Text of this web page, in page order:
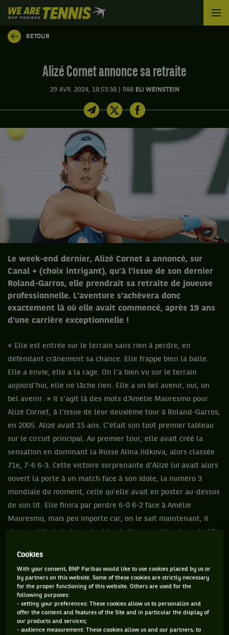
We
are
Tennis
by
RETOUR
Alizé Cornet annonce sa retraite
29 AVR. 2024, 18:53:38 PAR ELI WEINSTEIN
Le week-end dernier, Alizé Cornet a annoncé, sur
Canal + (choix intrigant), qu’à l’issue de son dernier
Roland-Garros, elle prendrait sa retraite de joueuse
professionnelle. L’aventure s'achèvera donc
exactement là où elle avait commencé, après 19 ans
d'une carrière exceptionnelle !
« Elle est entrée sur le terrain sans rien à perdre, en
défendant crânement sa chance. Elle frappe bien la balle.
Elle a envie, elle a la rage. On l’a bien vu sur le terrain
aujourd’hui, elle ne lâche rien. Elle a un bel avenir, oui, un
bel avenir. » Il s’agit là des mots d’Amélie Mauresmo pour
Alizé Cornet, à l’issue de leur deuxième tour à Roland-Garros,
en 2005. Alizé avait 15 ans. C’était son tout premier tableau
sur le circuit principal. Au premier tour, elle avait créé la
sensation en dominant la Russe Alina Jidkova, alors classée
71e, 7-6 6-3. Cette victoire surprenante d'Alizé lui avait alors
ouvert la porte à un match face à son idole, la numéro 3
mondiale du moment, celle qu’elle avait en poster au-dessus
de son lit. Elle finira par perdre 6-0 6-2 face à Amélie
Mauresmo, mais peu importe car, on le sait maintenant, il
s’agissait là de la ligne de départ d’un marathon long de 19
Vous devez accepter les cookies de type
"Réseaux sociaux" pour pouvoir accéder à ce
contenu
Cookies
With your consent, BNP Paribas would like to use cookies placed by us or
by partners on this website. Some of these cookies are strictly necessary
for the proper functioning of this website. Others are used for the
following purposes:
- setting your preferences: These cookies allow us to personalize and
offer the content and features of the Site and in particular the display of
our products and services;
- audience measurement: These cookies allow us and our partners, to